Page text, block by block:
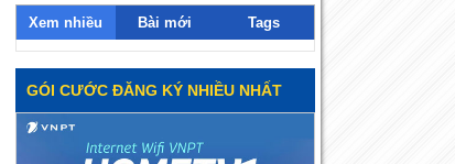
Xem nhiều Bài mới Tags
GÓI CƯỚC ĐĂNG KÝ NHIỀU NHẤT